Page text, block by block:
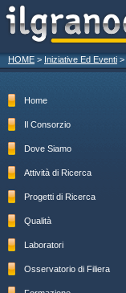
HOME > Iniziative Ed Eventi >
Home
Il Consorzio
Dove Siamo
Attività di Ricerca
Progetti di Ricerca
Qualità
Laboratori
Osservatorio di Filiera